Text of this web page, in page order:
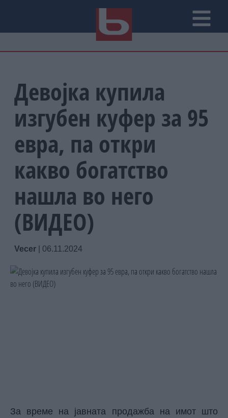
Девојка купила
изгубен куфер за 95
евра, па откри
какво богатство
нашла во него
(ВИДЕО)
Vecer 06.11.2024
За време на јавната продажба на имот што